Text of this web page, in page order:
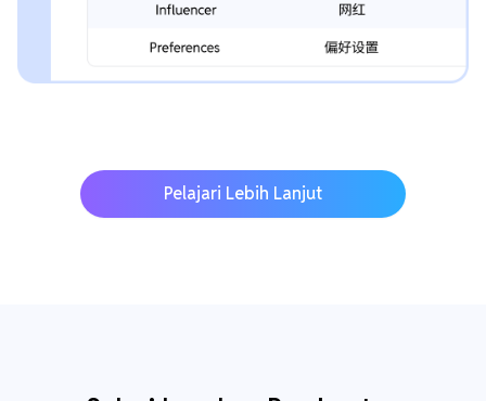
Pelajari Lebih Lanjut